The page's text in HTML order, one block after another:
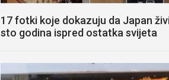
17 fotki koje dokazuju da Japan
sto godina ispred ostatka svijeta